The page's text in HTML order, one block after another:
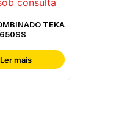
Ler mais